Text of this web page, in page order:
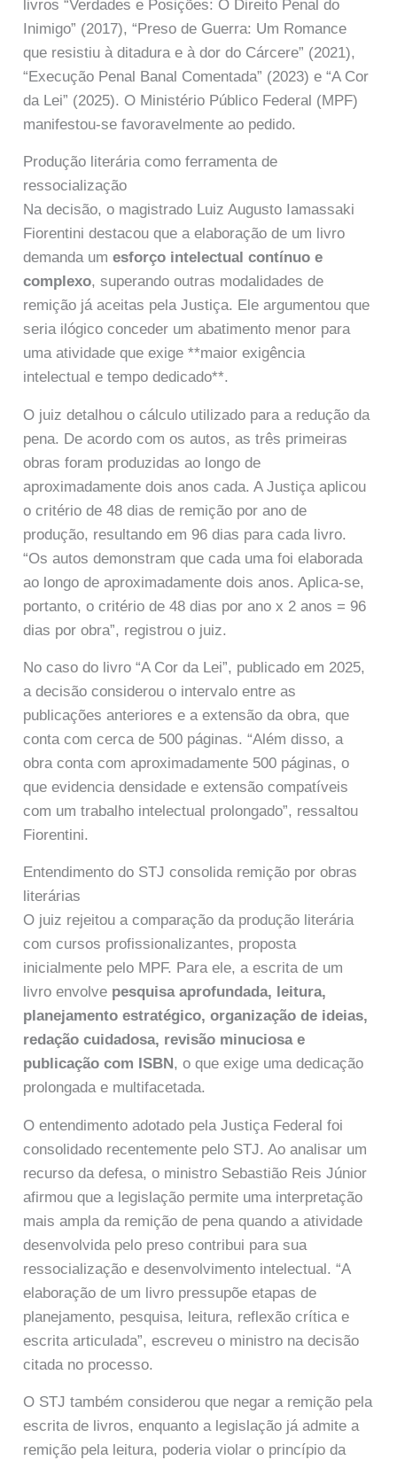
livros “Verdades e Posições: O Direito Penal do
Inimigo” (2017), “Preso de Guerra: Um Romance
que resistiu à ditadura e à dor do Cárcere” (2021),
“Execução Penal Banal Comentada” (2023) e “A Cor
da Lei” (2025). O Ministério Público Federal (MPF)
manifestou-se favoravelmente ao pedido.
Produção literária como ferramenta de
ressocialização
Na decisão, o magistrado Luiz Augusto Iamassaki
Fiorentini destacou que a elaboração de um livro
demanda umesforço intelectual contínuo e
complexo, superando outras modalidades de
remição já aceitas pela Justiça. Ele argumentou que
seria ilógico conceder um abatimento menor para
uma atividade que exige **maior exigência
intelectual e tempo dedicado**.
O juiz detalhou o cálculo utilizado para a redução da
pena. De acordo com os autos, as três primeiras
obras foram produzidas ao longo de
aproximadamente dois anos cada. A Justiça aplicou
o critério de 48 dias de remição por ano de
produção, resultando em 96 dias para cada livro.
“Os autos demonstram que cada uma foi elaborada
ao longo de aproximadamente dois anos. Aplica-se,
portanto, o critério de 48 dias por ano x 2 anos = 96
dias por obra”, registrou o juiz.
No caso do livro “A Cor da Lei”, publicado em 2025,
a decisão considerou o intervalo entre as
publicações anteriores e a extensão da obra, que
conta com cerca de 500 páginas. “Além disso, a
obra conta com aproximadamente 500 páginas, o
que evidencia densidade e extensão compatíveis
com um trabalho intelectual prolongado”, ressaltou
Fiorentini.
Entendimento do STJ consolida remição por obras
literárias
O juiz rejeitou a comparação da produção literária
com cursos profissionalizantes, proposta
inicialmente pelo MPF. Para ele, a escrita de um
livro envolve pesquisa aprofundada, leitura,
planejamento estratégico, organização de ideias,
redação cuidadosa, revisão minuciosa e
publicação com ISBN , o que exige uma dedicação
prolongada e multifacetada.
O entendimento adotado pela Justiça Federal foi
consolidado recentemente pelo STJ. Ao analisar um
recurso da defesa, o ministro Sebastião Reis Júnior
afirmou que a legislação permite uma interpretação
mais ampla da remição de pena quando a atividade
desenvolvida pelo preso contribui para sua
ressocialização e desenvolvimento intelectual. “A
elaboração de um livro pressupõe etapas de
planejamento, pesquisa, leitura, reflexão crítica e
escrita articulada”, escreveu o ministro na decisão
citada no processo.
O STJ também considerou que negar a remição pela
escrita de livros, enquanto a legislação já admite a
remição pela leitura, poderia violar o princípio da